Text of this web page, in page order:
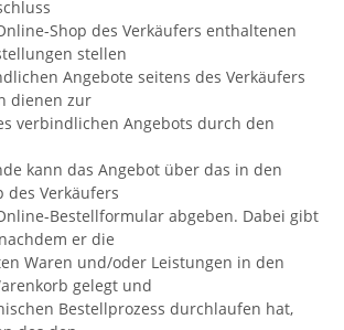
Shop des Verkäufers enthaltenen
stellen
Angebote seitens des Verkäufers
dienen zur
verbindlichen Angebots durch den
kann das Angebot über das in den
des Verkäufers
Bestellformular abgeben. Dabei gibt
er die
Waren und/oder Leistungen in den
gelegt und
Bestellprozess durchlaufen hat,